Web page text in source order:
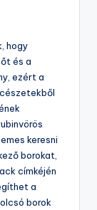
hogy
és a
ezért a
keresni
borokat,
címkéjén
a
borok